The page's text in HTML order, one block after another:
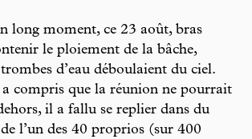
long moment, ce 23 août, bras
le ploiement de la bâche,
d’eau déboulaient du ciel.
compris que la réunion ne pourrait
il a fallu se replier dans du
l’un des 40 proprios (sur 400